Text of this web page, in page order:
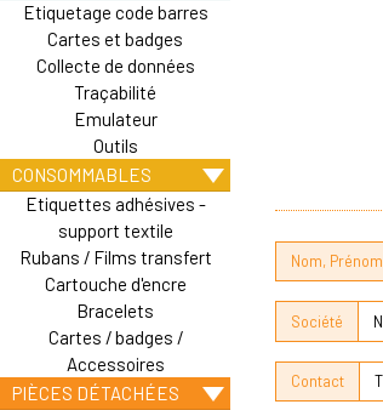
Etiquetage code barres
Cartes et badges
Collecte de données
Traçabilité
Emulateur
Outils
CONSOMMABLES
Etiquettes adhésives -
support textile
Rubans / Films transfert
Cartouche d'encre
Bracelets
Cartes / badges /
Accessoires
PIÈCES DÉTACHÉES
Nom, Prénom
Société
Contact